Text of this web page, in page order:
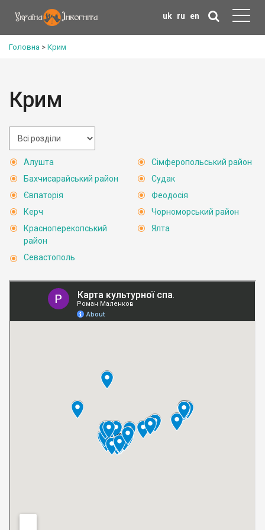
uk ru en
Головна > Крим
Крим
Алушта
Бахчисарайський район
Євпаторія
Керч
Красноперекопський
район
Севастополь
Сімферопольський район
Судак
Феодосія
Чорноморський район
Ялта